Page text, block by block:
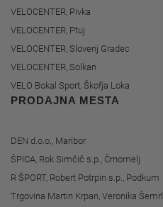
VELOCENTER, Pivka
VELOCENTER, Ptuj
VELOCENTER, Slovenj Gradec
VELOCENTER, Solkan
VELO Bokal Sport, Škofja Loka
PRODAJNA MESTA
DEN d.o.o., Maribor
ŠPICA, Rok Simčič s.p., Črnomelj
R ŠPORT, Robert Potrpin s.p., Podkum
Trgovina Martin Krpan, Veronika